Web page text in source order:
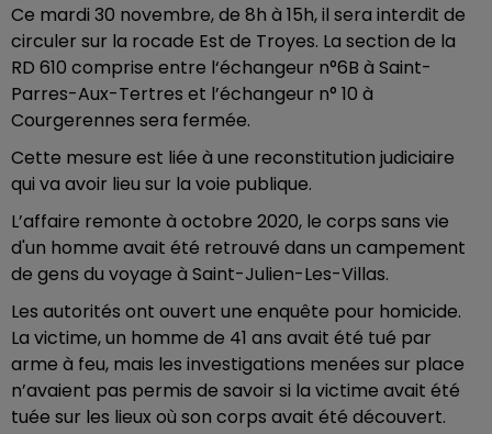
Ce mardi 30 novembre, de 8h à 15h, il sera interdit de
circuler sur la rocade Est de Troyes. La section de la
RD 610 comprise entre l‘échangeur n°6B à Saint-
Parres-Aux-Tertres et l’échangeur n° 10 à
Courgerennes sera fermée.
Cette mesure est liée à une reconstitution judiciaire
qui va avoir lieu sur la voie publique.
L’affaire remonte à octobre 2020, le corps sans vie
d'un homme avait été retrouvé dans un campement
de gens du voyage à Saint-Julien-Les-Villas.
Les autorités ont ouvert une enquête pour homicide.
La victime, un homme de 41 ans avait été tué par
arme à feu, mais les investigations menées sur place
n’avaient pas permis de savoir si la victime avait été
tuée sur les lieux où son corps avait été découvert.